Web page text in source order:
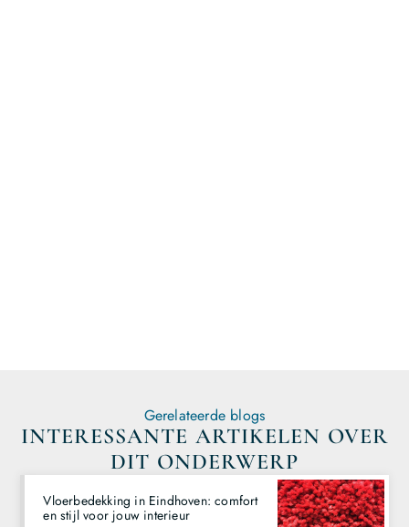
Gerelateerde blogs
INTERESSANTE ARTIKELEN OVER
DIT ONDERWERP
Vloerbedekking in Eindhoven: comfort
en stijl voor jouw interieur